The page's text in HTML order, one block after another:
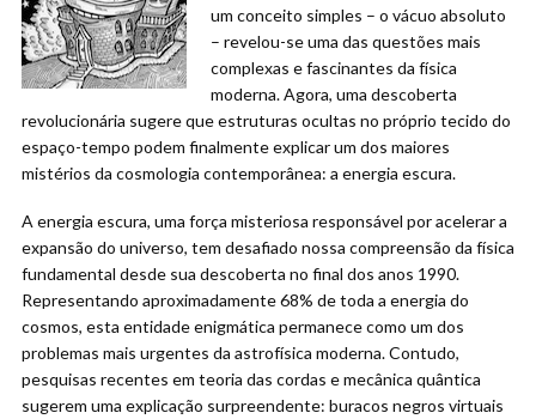
um conceito simples – o vácuo absoluto
– revelou-se uma das questões mais
complexas e fascinantes da física
moderna. Agora, uma descoberta
revolucionária sugere que estruturas ocultas no próprio tecido do
espaço-tempo podem finalmente explicar um dos maiores
mistérios da cosmologia contemporânea: a energia escura.
A energia escura, uma força misteriosa responsável por acelerar a
expansão do universo, tem desafiado nossa compreensão da física
fundamental desde sua descoberta no final dos anos 1990.
Representando aproximadamente 68% de toda a energia do
cosmos, esta entidade enigmática permanece como um dos
problemas mais urgentes da astrofísica moderna. Contudo,
pesquisas recentes em teoria das cordas e mecânica quântica
sugerem uma explicação surpreendente: buracos negros virtuais